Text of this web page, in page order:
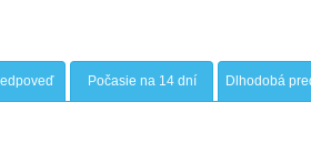
Počasie na 14 dní Dlhodobá